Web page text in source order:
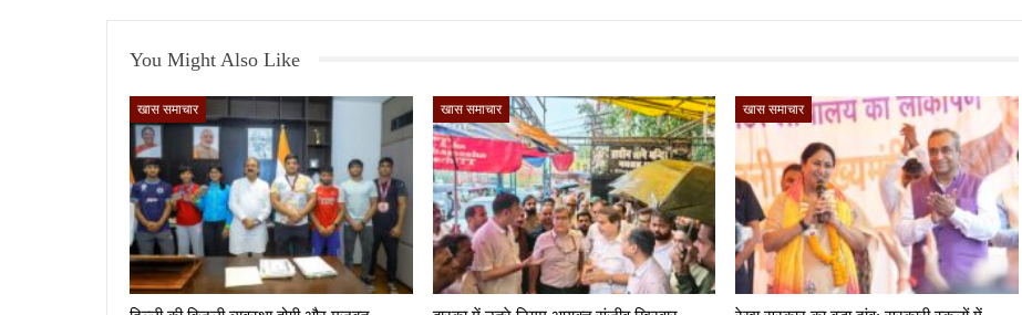
You Might Also Like
खास समाचार खास समाचार खास समाचार